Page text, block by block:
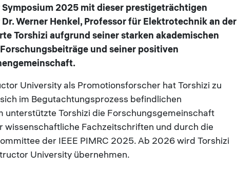
2025 mit dieser prestigeträchtigen
Werner Henkel, Professor für Elektrotechnik an der
Torshizi aufgrund seiner starken akademischen
und seiner positiven
University als Promotionsforscher hat Torshizi zu
im Begutachtungsprozess befindlichen
unterstützte Torshizi die Forschungsgemeinschaft
wissenschaftliche Fachzeitschriften und durch die
der IEEE PIMRC 2025. Ab 2026 wird Torshizi
University übernehmen.